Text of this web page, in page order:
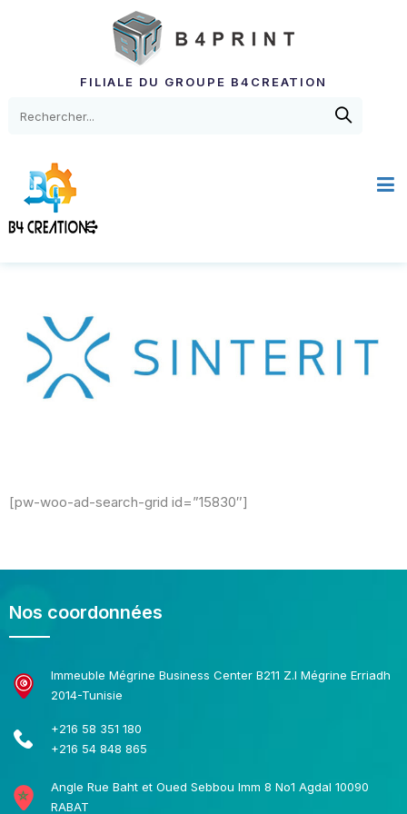
FILIALE DU GROUPE B4CREATION
[pw-woo-ad-search-grid id=”15830″]
Nos coordonnées
Immeuble Mégrine Business Center B211 Z.I Mégrine Erriadh
2014-Tunisie
+216 58 351 180
+216 54 848 865
Angle Rue Baht et Oued Sebbou Imm 8 No1 Agdal 10090
RABAT